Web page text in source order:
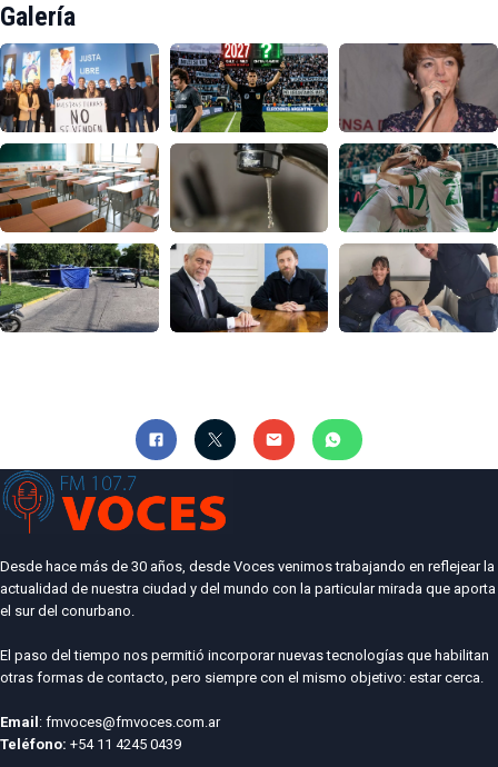
Galería
Desde hace más de 30 años, desde Voces venimos trabajando en reflejear la
actualidad de nuestra ciudad y del mundo con la particular mirada que aporta
el sur del conurbano.
El paso del tiempo nos permitió incorporar nuevas tecnologías que habilitan
otras formas de contacto, pero siempre con el mismo objetivo: estar cerca.
Email : fmvoces@fmvoces.com.ar
Teléfono: +54 11 4245 0439